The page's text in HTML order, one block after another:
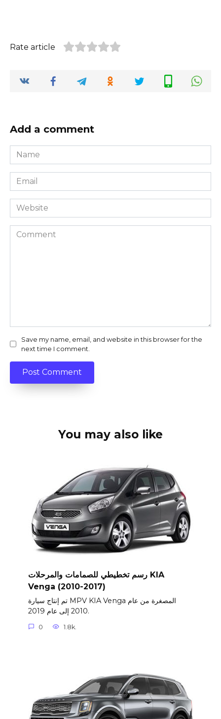
Rate article
Add a comment
Name
*
Email
*
Website
Comment
Save my name, email, and website in this browser for the
next time I comment.
You may also like
رسم تخطيطي للصمامات والمرحلات KIA
Venga (2010-2017)
تم إنتاج سيارة MPV KIA Venga المصغرة من عام
2010 إلى عام 2019.
0 1.8k.